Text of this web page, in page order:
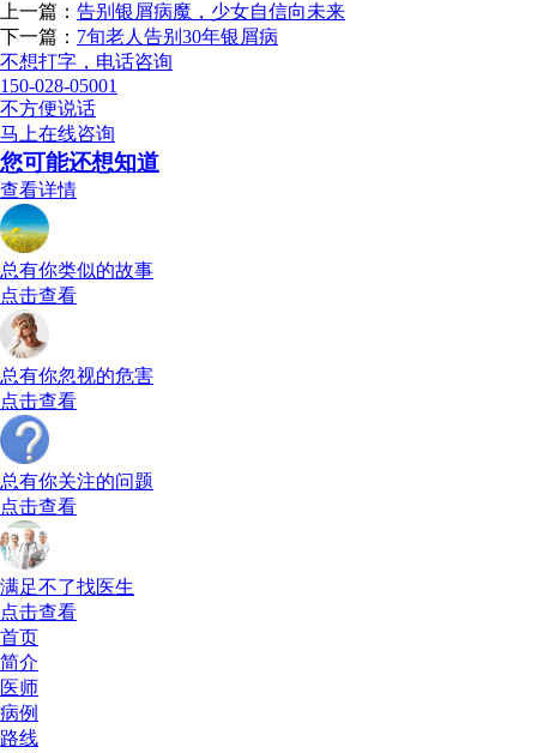
上一篇： 告别银屑病魔，少女自信向未来
下一篇： 7旬老人告别30年银屑病
不想打字，电话咨询
150-028-05001
不方便说话
马上在线咨询
您可能还想知道
查看详情
总有你类似的故事
点击查看
总有你忽视的危害
点击查看
总有你关注的问题
点击查看
满足不了找医生
点击查看
首页
简介
医师
病例
路线